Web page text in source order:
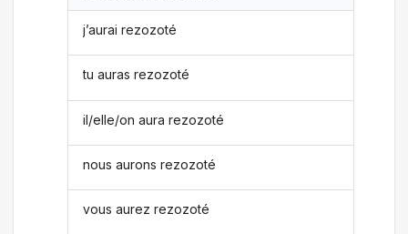
j’aurai rezozoté
tu auras rezozoté
il/elle/on aura rezozoté
nous aurons rezozoté
vous aurez rezozoté